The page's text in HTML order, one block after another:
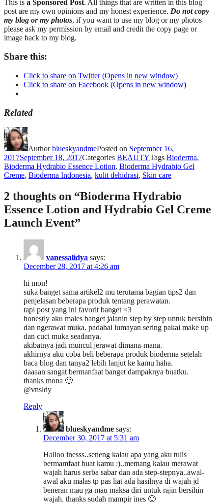
This is a Sponsored Post. All things that are written in this blog
post are my own opinions and my honest experience. Do not copy
my blog or my photos, if you want to use my blog or my photos
please ask my permission by email and credit the copy page or
image back to my blog.
Share this:
Click to share on Twitter (Opens in new window)
Click to share on Facebook (Opens in new window)
Related
AuthorblueskyandmePosted on September 16,
2017September 18, 2017Categories BEAUTYTags Bioderma,
Bioderma Hydrabio Essence Lotion, Bioderma Hydrabio Gel
Creme, Bioderma Indonesia, kulit dehidrasi, Skin care
2 thoughts on “Bioderma Hydrabio
Essence Lotion and Hydrabio Gel Creme
Launch Event”
vanessalidya says:
December 28, 2017 at 4:26 am
hi mon!
suka banget sama artikel2 mu terutama bagian tips2 dan
penjelasan beberapa produk tentang perawatan.
tapi post yang ini favorit banget <3
honestly aku males banget jalanin step by step untuk bersihin
dan ngerawat muka. padahal lumayan sering pakai make up
dan cuci muka seadanya.
akibatnya jadi muncul jerawat dimana-mana.
akhirnya aku coba beli beberapa produk bioderma setelah
baca blog dan tanya2 lebih lanjut ke kamu haha.
daaaan sangat bermanfaat banget dampaknya buatku.
thanks mona 🙂
@vnsldy
Reply
blueskyandme says:
December 30, 2017 at 5:31 am
Halloo inesss..seneng kalau apa yang aku tulis
bermamfaat buat kamu :)..memang kalau merawat
wajah harus serba sabar dan ada step-stepnya..awal-
awal aku malas tp pas liat ada hasilnya di wajah jd
beneran mau ga mau maksa diri untuk rajin bersihin
wajah. thanks sudah mampir ines 🙂